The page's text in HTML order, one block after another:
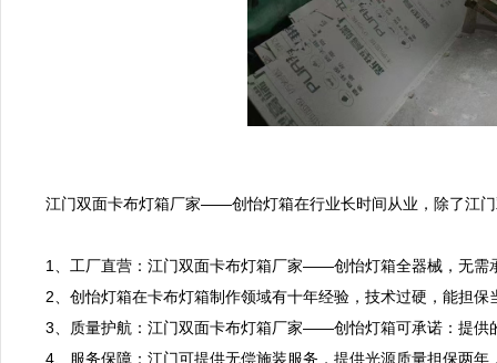
江门双面卡布灯箱厂家——创怡灯箱在行业长时间从业，除了江
1、工厂直营：江门双面卡布灯箱厂家——创怡灯箱全器械，无需
2、创怡灯箱在卡布灯箱制作领域有十年经验，技术过硬，能担保
3、质量护航：江门双面卡布灯箱厂家——创怡灯箱可承诺：提供
4、服务保障：江门可提供无偿施装服务，提供光源质量担保两年